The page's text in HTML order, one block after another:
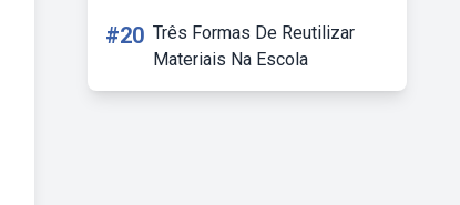
#20 Três Formas De Reutilizar
Materiais Na Escola